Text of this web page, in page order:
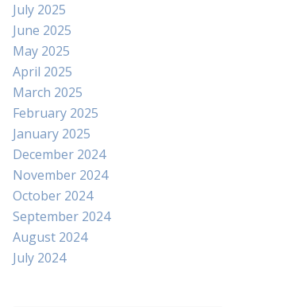
July 2025
June 2025
May 2025
April 2025
March 2025
February 2025
January 2025
December 2024
November 2024
October 2024
September 2024
August 2024
July 2024